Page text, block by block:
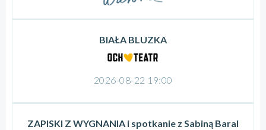
BIAŁA BLUZKA
2026-08-22 19:00
ZAPISKI Z WYGNANIA i spotkanie z Sabiną Baral